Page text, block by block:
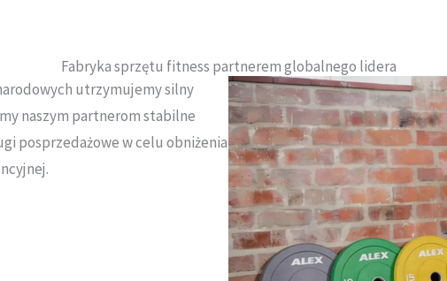
Fabryka sprzętu fitness partnerem globalnego lidera
utrzymujemy silny
naszym partnerom stabilne
posprzedażowe w celu obniżenia
.